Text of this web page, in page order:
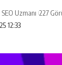
12:33
Uzmanı 227